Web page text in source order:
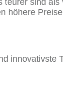
sind
höhere
innovativste